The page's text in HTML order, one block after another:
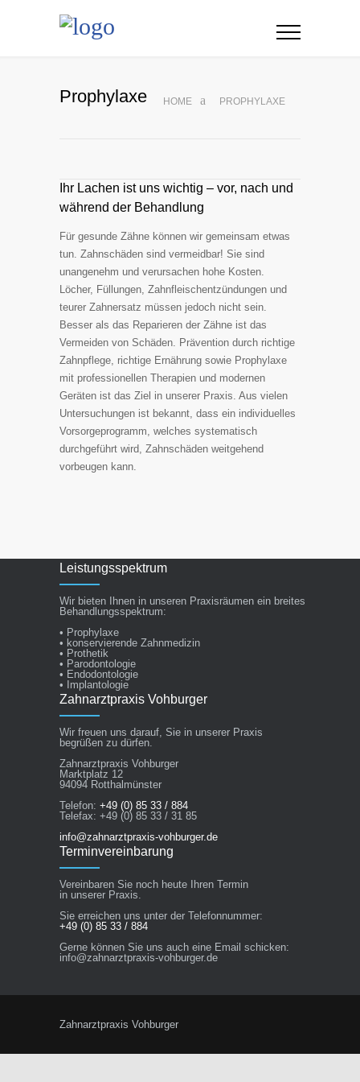
Prophylaxe HOME PROPHYLAXE
Ihr Lachen ist uns wichtig – vor, nach und
während der Behandlung
Für gesunde Zähne können wir gemeinsam etwas
tun. Zahnschäden sind vermeidbar! Sie sind
unangenehm und verursachen hohe Kosten.
Löcher, Füllungen, Zahnfleischentzündungen und
teurer Zahnersatz müssen jedoch nicht sein.
Besser als das Reparieren der Zähne ist das
Vermeiden von Schäden. Prävention durch richtige
Zahnpflege, richtige Ernährung sowie Prophylaxe
mit professionellen Therapien und modernen
Geräten ist das Ziel in unserer Praxis. Aus vielen
Untersuchungen ist bekannt, dass ein individuelles
Vorsorgeprogramm, welches systematisch
durchgeführt wird, Zahnschäden weitgehend
vorbeugen kann.
Leistungsspektrum
Wir bieten Ihnen in unseren Praxisräumen ein breites
Behandlungsspektrum:
• Prophylaxe
• konservierende Zahnmedizin
• Prothetik
• Parodontologie
• Endodontologie
• Implantologie
Zahnarztpraxis Vohburger
Wir freuen uns darauf, Sie in unserer Praxis
begrüßen zu dürfen.
Zahnarztpraxis Vohburger
Marktplatz 12
94094 Rotthalmünster
Telefon: +49 (0) 85 33 / 884
Telefax: +49 (0) 85 33 / 31 85
info@zahnarztpraxis-vohburger.de
Terminvereinbarung
Vereinbaren Sie noch heute Ihren Termin
in unserer Praxis.
Sie erreichen uns unter der Telefonnummer:
+49 (0) 85 33 / 884
Gerne können Sie uns auch eine Email schicken:
info@zahnarztpraxis-vohburger.de
Zahnarztpraxis Vohburger